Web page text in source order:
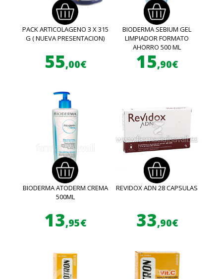
PACK ARTICOLAGENO 3 X 315
G ( NUEVA PRESENTACION)
55,00€
BIODERMA SEBIUM GEL
LIMPIADOR FORMATO
AHORRO 500 ML
15,90€
BIODERMA ATODERM CREMA
500ML
13,95€
REVIDOX ADN 28 CAPSULAS
33,90€